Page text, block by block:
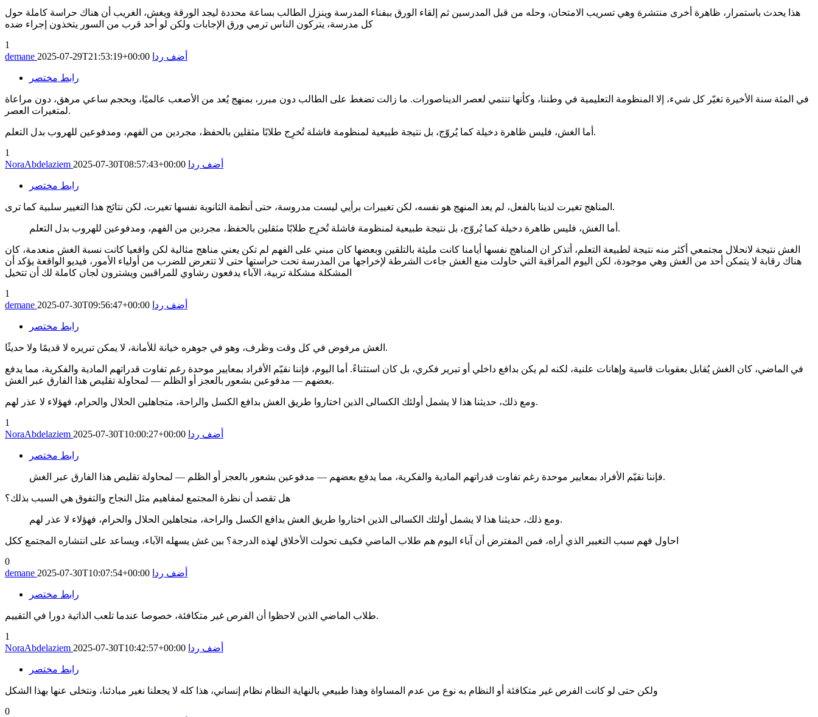
هذا يحدث باستمرار، ظاهرة أخرى منتشرة وهي تسريب الامتحان، وحله من قبل المدرسين ثم إلقاء الورق ببفناء المدرسة وينزل الطالب بساعة محددة ليجد الورقة ويغش، الغريب أن هناك حراسة كاملة حول
كل مدرسة، يتركون الناس ترمي ورق الإجابات ولكن لو أحد قرب من السور يتخذون إجراء ضده
1
demane 2025-07-29T21:53:19+00:00 أضف ردا
رابط مختصر
في المئة سنة الأخيرة تغيّر كل شيء، إلا المنظومة التعليمية في وطننا، وكأنها تنتمي لعصر الديناصورات. ما زالت تضغط على الطالب دون مبرر، بمنهج يُعد من الأصعب عالميًا، وبحجم ساعي مرهق، دون مراعاة
لمتغيرات العصر.
أما الغش، فليس ظاهرة دخيلة كما يُروّج، بل نتيجة طبيعية لمنظومة فاشلة تُخرِج طلابًا مثقلين بالحفظ، مجردين من الفهم، ومدفوعين للهروب بدل التعلم.
1
NoraAbdelaziem 2025-07-30T08:57:43+00:00 أضف ردا
رابط مختصر
المناهج تغيرت لدينا بالفعل، لم يعد المنهج هو نفسه، لكن تغييرات برأيي ليست مدروسة، حتى أنظمة الثانوية نفسها تغيرت، لكن نتائج هذا التغيير سلبية كما ترى.
أما الغش، فليس ظاهرة دخيلة كما يُروّج، بل نتيجة طبيعية لمنظومة فاشلة تُخرِج طلابًا مثقلين بالحفظ، مجردين من الفهم، ومدفوعين للهروب بدل التعلم.
الغش نتيجة لانحلال مجتمعي أكثر منه نتيجة لطبيعة التعلم، أتذكر ان المناهج نفسها أيامنا كانت مليئة بالتلقين وبعضها كان مبني على الفهم لم تكن يعني مناهج مثالية لكن واقعيا كانت نسبة الغش منعدمة، كان
هناك رقابة لا يتمكن أحد من الغش وهي موجودة، لكن اليوم المراقبة التي حاولت منع الغش جاءت الشرطة لإخراجها من المدرسة تحت حراستها حتى لا تتعرض للضرب من أولياء الأمور، فيديو الواقعة يؤكد أن
المشكلة مشكلة تربية، الآباء يدفعون رشاوي للمراقبين ويشترون لجان كاملة لك أن تتخيل
1
demane 2025-07-30T09:56:47+00:00 أضف ردا
رابط مختصر
الغش مرفوض في كل وقت وظرف، وهو في جوهره خيانة للأمانة، لا يمكن تبريره لا قديمًا ولا حديثًا.
في الماضي، كان الغش يُقابل بعقوبات قاسية وإهانات علنية، لكنه لم يكن بدافع داخلي أو تبرير فكري، بل كان استثناءً. أما اليوم، فإننا نقيّم الأفراد بمعايير موحدة رغم تفاوت قدراتهم المادية والفكرية، مما يدفع
بعضهم — مدفوعين بشعور بالعجز أو الظلم — لمحاولة تقليص هذا الفارق عبر الغش.
ومع ذلك، حديثنا هذا لا يشمل أولئك الكسالى الذين اختاروا طريق الغش بدافع الكسل والراحة، متجاهلين الحلال والحرام، فهؤلاء لا عذر لهم.
1
NoraAbdelaziem 2025-07-30T10:00:27+00:00 أضف ردا
رابط مختصر
فإننا نقيّم الأفراد بمعايير موحدة رغم تفاوت قدراتهم المادية والفكرية، مما يدفع بعضهم — مدفوعين بشعور بالعجز أو الظلم — لمحاولة تقليص هذا الفارق عبر الغش.
هل تقصد أن نظرة المجتمع لمفاهيم مثل النجاح والتفوق هي السبب بذلك؟
ومع ذلك، حديثنا هذا لا يشمل أولئك الكسالى الذين اختاروا طريق الغش بدافع الكسل والراحة، متجاهلين الحلال والحرام، فهؤلاء لا عذر لهم.
احاول فهم سبب التغيير الذي أراه، فمن المفترض أن آباء اليوم هم طلاب الماضي فكيف تحولت الأخلاق لهذه الدرجة؟ بين غش يسهله الآباء، ويساعد على انتشاره المجتمع ككل
0
demane 2025-07-30T10:07:54+00:00 أضف ردا
رابط مختصر
طلاب الماضي الذين لاحظوا أن الفرص غير متكافئة، خصوصا عندما تلعب الذاتية دورا في التقييم.
1
NoraAbdelaziem 2025-07-30T10:42:57+00:00 أضف ردا
رابط مختصر
ولكن حتى لو كانت الفرص غير متكافئة أو النظام به نوع من عدم المساواة وهذا طبيعي بالنهاية النظام نظام إنساني، هذا كله لا يجعلنا نغير مبادئنا، ونتخلى عنها بهذا الشكل
0